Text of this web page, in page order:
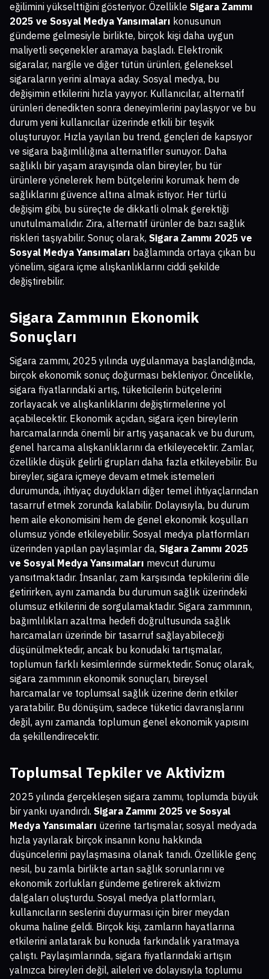
eğilimini yükselttiğini gösteriyor. Özellikle Sigara Zammı
2025 ve Sosyal Medya Yansımaları konusunun
gündeme gelmesiyle birlikte, birçok kişi daha uygun
maliyetli seçenekler aramaya başladı. Elektronik
sigaralar, nargile ve diğer tütün ürünleri, geleneksel
sigaraların yerini almaya aday. Sosyal medya, bu
değişimin etkilerini hızla yayıyor. Kullanıcılar, alternatif
ürünleri denedikten sonra deneyimlerini paylaşıyor ve bu
durum yeni kullanıcılar üzerinde etkili bir teşvik
oluşturuyor. Hızla yayılan bu trend, gençleri de kapsıyor
ve sigara bağımlılığına alternatifler sunuyor. Daha
sağlıklı bir yaşam arayışında olan bireyler, bu tür
ürünlere yönelerek hem bütçelerini korumak hem de
sağlıklarını güvence altına almak istiyor. Her türlü
değişim gibi, bu süreçte de dikkatli olmak gerektiği
unutulmamalıdır. Zira, alternatif ürünler de bazı sağlık
riskleri taşıyabilir. Sonuç olarak, Sigara Zammı 2025 ve
Sosyal Medya Yansımaları bağlamında ortaya çıkan bu
yönelim, sigara içme alışkanlıklarını ciddi şekilde
değiştirebilir.
Sigara Zammının Ekonomik
Sonuçları
Sigara zammı, 2025 yılında uygulanmaya başlandığında,
birçok ekonomik sonuç doğurması bekleniyor. Öncelikle,
sigara fiyatlarındaki artış, tüketicilerin bütçelerini
zorlayacak ve alışkanlıklarını değiştirmelerine yol
açabilecektir. Ekonomik açıdan, sigara içen bireylerin
harcamalarında önemli bir artış yaşanacak ve bu durum,
genel harcama alışkanlıklarını da etkileyecektir. Zamlar,
özellikle düşük gelirli grupları daha fazla etkileyebilir. Bu
bireyler, sigara içmeye devam etmek istemeleri
durumunda, ihtiyaç duydukları diğer temel ihtiyaçlarından
tasarruf etmek zorunda kalabilir. Dolayısıyla, bu durum
hem aile ekonomisini hem de genel ekonomik koşulları
olumsuz yönde etkileyebilir. Sosyal medya platformları
üzerinden yapılan paylaşımlar da, Sigara Zammı 2025
ve Sosyal Medya Yansımaları mevcut durumu
yansıtmaktadır. İnsanlar, zam karşısında tepkilerini dile
getirirken, aynı zamanda bu durumun sağlık üzerindeki
olumsuz etkilerini de sorgulamaktadır. Sigara zammının,
bağımlılıkları azaltma hedefi doğrultusunda sağlık
harcamaları üzerinde bir tasarruf sağlayabileceği
düşünülmektedir, ancak bu konudaki tartışmalar,
toplumun farklı kesimlerinde sürmektedir. Sonuç olarak,
sigara zammının ekonomik sonuçları, bireysel
harcamalar ve toplumsal sağlık üzerine derin etkiler
yaratabilir. Bu dönüşüm, sadece tüketici davranışlarını
değil, aynı zamanda toplumun genel ekonomik yapısını
da şekillendirecektir.
Toplumsal Tepkiler ve Aktivizm
2025 yılında gerçekleşen sigara zammı, toplumda büyük
bir yankı uyandırdı. Sigara Zammı 2025 ve Sosyal
Medya Yansımaları üzerine tartışmalar, sosyal medyada
hızla yayılarak birçok insanın konu hakkında
düşüncelerini paylaşmasına olanak tanıdı. Özellikle genç
nesil, bu zamla birlikte artan sağlık sorunlarını ve
ekonomik zorlukları gündeme getirerek aktivizm
dalgaları oluşturdu. Sosyal medya platformları,
kullanıcıların seslerini duyurması için birer meydan
okuma haline geldi. Birçok kişi, zamların hayatlarına
etkilerini anlatarak bu konuda farkındalık yaratmaya
çalıştı. Paylaşımlarında, sigara fiyatlarındaki artışın
yalnızca bireyleri değil, aileleri ve dolayısıyla toplumu